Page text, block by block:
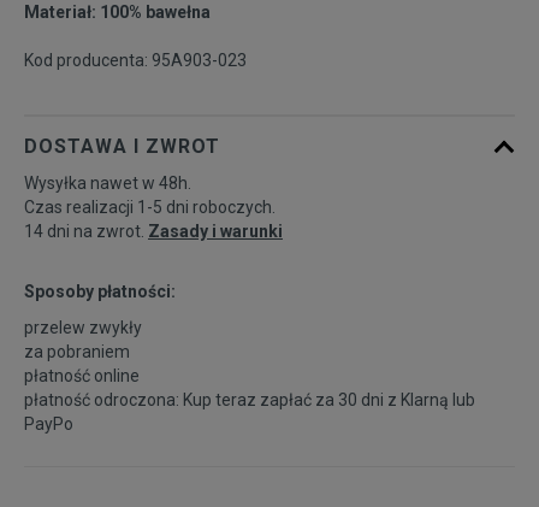
Materiał: 100% bawełna
Kod producenta: 95A903-023
DOSTAWA I ZWROT
Wysyłka nawet w 48h.
Czas realizacji 1-5 dni roboczych.
14 dni na zwrot. Zasady i warunki
Sposoby płatności:
przelew zwykły
za pobraniem
płatność online
płatność odroczona: Kup teraz zapłać za 30 dni z Klarną lub
PayPo